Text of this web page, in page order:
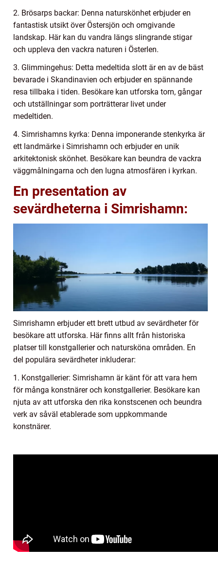
2. Brösarps backar: Denna naturskönhet erbjuder en
fantastisk utsikt över Östersjön och omgivande
landskap. Här kan du vandra längs slingrande stigar
och uppleva den vackra naturen i Österlen.
3. Glimmingehus: Detta medeltida slott är en av de bäst
bevarade i Skandinavien och erbjuder en spännande
resa tillbaka i tiden. Besökare kan utforska torn, gångar
och utställningar som porträtterar livet under
medeltiden.
4. Simrishamns kyrka: Denna imponerande stenkyrka är
ett landmärke i Simrishamn och erbjuder en unik
arkitektonisk skönhet. Besökare kan beundra de vackra
väggmålningarna och den lugna atmosfären i kyrkan.
En presentation av
sevärdheterna i Simrishamn:
Simrishamn erbjuder ett brett utbud av sevärdheter för
besökare att utforska. Här finns allt från historiska
platser till konstgallerier och natursköna områden. En
del populära sevärdheter inkluderar:
1. Konstgallerier: Simrishamn är känt för att vara hem
för många konstnärer och konstgallerier. Besökare kan
njuta av att utforska den rika konstscenen och beundra
verk av såväl etablerade som uppkommande
konstnärer.